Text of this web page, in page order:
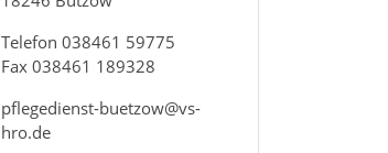
Telefon 038461 59775
Fax 038461 189328
pflegedienst-buetzow@vs-
hro.de